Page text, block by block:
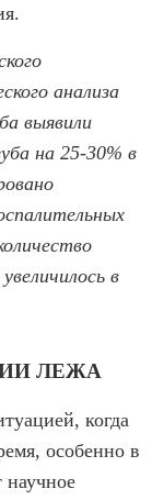
анализа
выявили
на 25-30% в
в
ЛЕЖА
когда
особенно в